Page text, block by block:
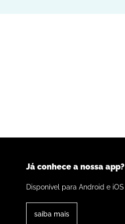
Já conhece a nossa app?
Disponível para Android e iOS
saiba mais